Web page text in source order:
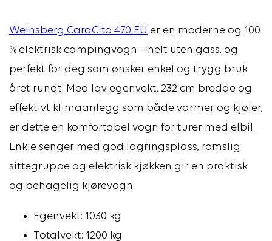
Weinsberg CaraCito 470 EU er en moderne og 100
% elektrisk campingvogn – helt uten gass, og
perfekt for deg som ønsker enkel og trygg bruk
året rundt. Med lav egenvekt, 232 cm bredde og
effektivt klimaanlegg som både varmer og kjøler,
er dette en komfortabel vogn for turer med elbil.
Enkle senger med god lagringsplass, romslig
sittegruppe og elektrisk kjøkken gir en praktisk
og behagelig kjørevogn.
Egenvekt: 1030 kg
Totalvekt: 1200 kg